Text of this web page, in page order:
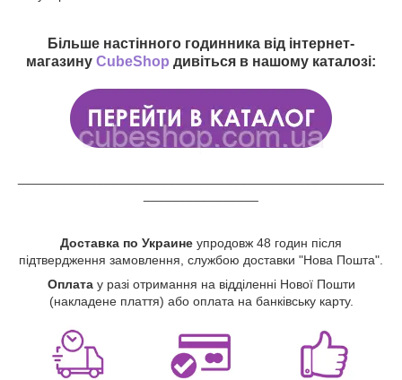
Більше настінного годинника від інтернет-
магазину CubeShop дивіться в нашому каталозі:
Доставка по Украине упродовж 48 годин після
підтвердження замовлення, службою доставки "Нова Пошта".
Оплата у разі отримання на відділенні Нової Пошти
(накладене плаття) або оплата на банківську карту.